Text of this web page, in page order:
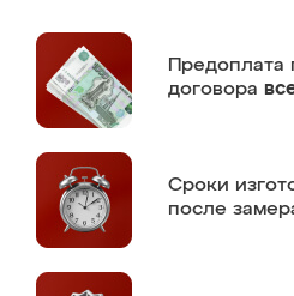
Предоплата
договора
Сроки
после